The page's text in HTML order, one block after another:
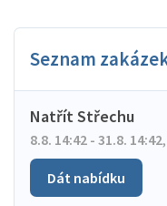
Seznam
Natřít Střechu
8.8. 14:42 - 31.8. 14:42,
Dát nabídku